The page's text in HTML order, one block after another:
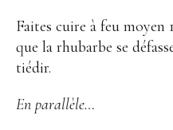
Faites cuire à feu moyen
que la rhubarbe se
tiédir.
En parallèle…